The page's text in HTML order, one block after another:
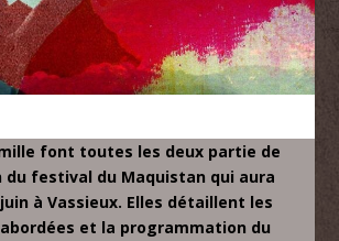
font toutes les deux partie de
du festival du Maquistan qui aura
à Vassieux. Elles détaillent les
et la programmation du